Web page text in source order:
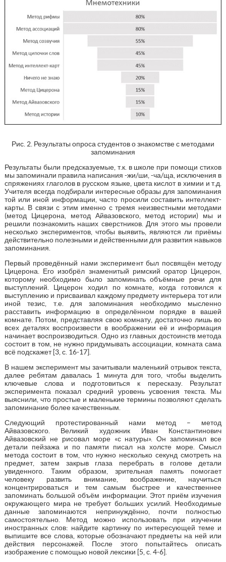
Рис. 2. Результаты опроса студентов о знакомстве с методами
запоминания
Результаты были предсказуемые, т.к. в школе при помощи стихов
мы запоминали правила написания -жи/ши, -ча/ща, исключения в
спряжениях глаголов в русском языке, цвета кислот в химии и т.д.
Учителя всегда подбирали интересные образы для запоминания
той или иной информации, часто просили составить интеллект-
карты. В связи с этим именно с тремя неизвестными методами
(метод Цицерона, метод Айвазовского, метод истории) мы и
решили познакомить наших сверстников. Для этого мы провели
несколько экспериментов, чтобы выявить, являются ли приёмы
действительно полезными и действенными для развития навыков
запоминания.
Первый проведённый нами эксперимент был посвящён методу
Цицерона. Его изобрёл знаменитый римский оратор Цицерон,
которому необходимо было запоминать объёмные речи для
выступлений. Цицерон ходил по комнате, когда готовился к
выступлению и присваивал каждому предмету интерьера тот или
иной тезис, т.е. для запоминания необходимо мысленно
расставить информацию в определённом порядке в вашей
комнате. Потом, представляя свою комнату, достаточно лишь во
всех деталях воспроизвести в воображении её и информация
начинает воспроизводиться. Одно из главных достоинств метода
состоит в том, не нужно придумывать ассоциации, комната сама
всё подскажет [3, с. 16-17].
В нашем эксперимент мы зачитывали маленький отрывок текста,
далее ребятам давалась 1 минута для того, чтобы выделить
ключевые слова и подготовиться к пересказу. Результат
эксперимента показал средний уровень усвоения текста. Мы
выяснили, что простые и маленькие термины позволяют сделать
запоминание более качественным.
Следующий протестированный нами метод – метод
Айвазовского. Великий художник Иван Константинович
Айвазовский не рисовал море «с натуры». Он запоминал все
детали пейзажа и по памяти писал на холсте море. Смысл
метода состоит в том, что нужно несколько секунд смотреть на
предмет, затем закрыв глаза перебрать в голове детали
увиденного. Таким образом, зрительная память помогает
человеку развить внимание, воображение, научиться
концентрироваться и тем самым быстрее и качественнее
запоминать большой объём информации. Этот приём изучения
окружающего мира не требует больших усилий. Необходимые
данные запоминаются непринуждённо, почти полностью
самостоятельно. Метод можно использовать при изучении
иностранных слов: найдите картинку по интересующей теме и
выпишите все слова, которые обозначают предметы на ней или
действия персонажей. После этого попытайтесь описать
изображение с помощью новой лексики [5, с. 4-6].